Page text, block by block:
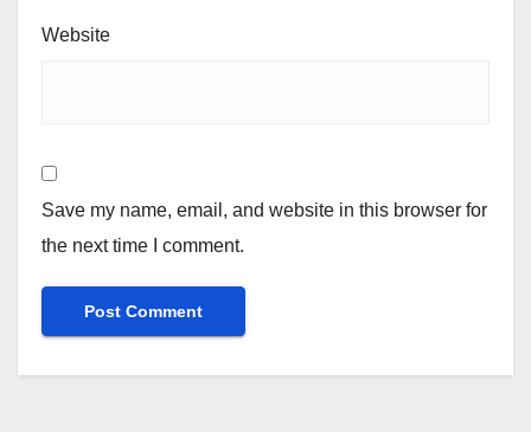
Website
Save my name, email, and website in this browser for
the next time I comment.